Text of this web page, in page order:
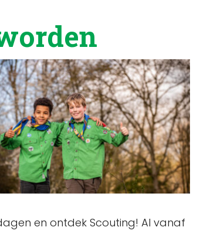
en ontdek Scouting! Al vanaf